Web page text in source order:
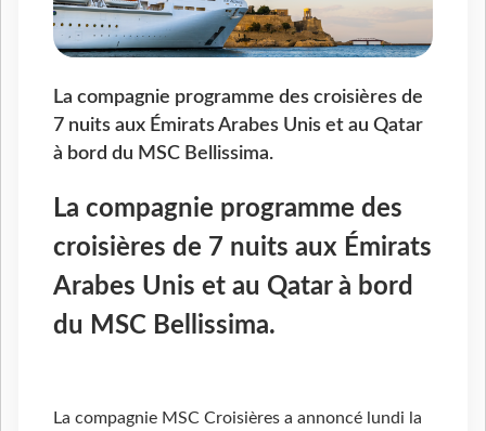
La compagnie programme des croisières de
7 nuits aux Émirats Arabes Unis et au Qatar
à bord du MSC Bellissima.
La compagnie programme des
croisières de 7 nuits aux Émirats
Arabes Unis et au Qatar à bord
du MSC Bellissima.
La compagnie MSC Croisières a annoncé lundi la